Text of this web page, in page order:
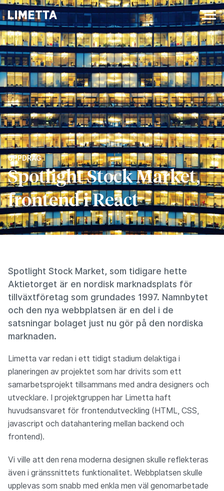
UPPDRAG
Spotlight Stock Market,
frontend i React
Spotlight Stock Market, som tidigare hette
Aktietorget är en nordisk marknadsplats för
tillväxtföretag som grundades 1997. Namnbytet
och den nya webbplatsen är en del i de
satsningar bolaget just nu gör på den nordiska
marknaden.
Limetta var redan i ett tidigt stadium delaktiga i
planeringen av projektet som har drivits som ett
samarbetsprojekt tillsammans med andra designers och
utvecklare. I projektgruppen har Limetta haft
huvudsansvaret för frontendutveckling (HTML, CSS,
javascript och datahantering mellan backend och
frontend).
Vi ville att den rena moderna designen skulle reflekteras
även i gränssnittets funktionalitet. Webbplatsen skulle
upplevas som snabb med enkla men väl genomarbetade